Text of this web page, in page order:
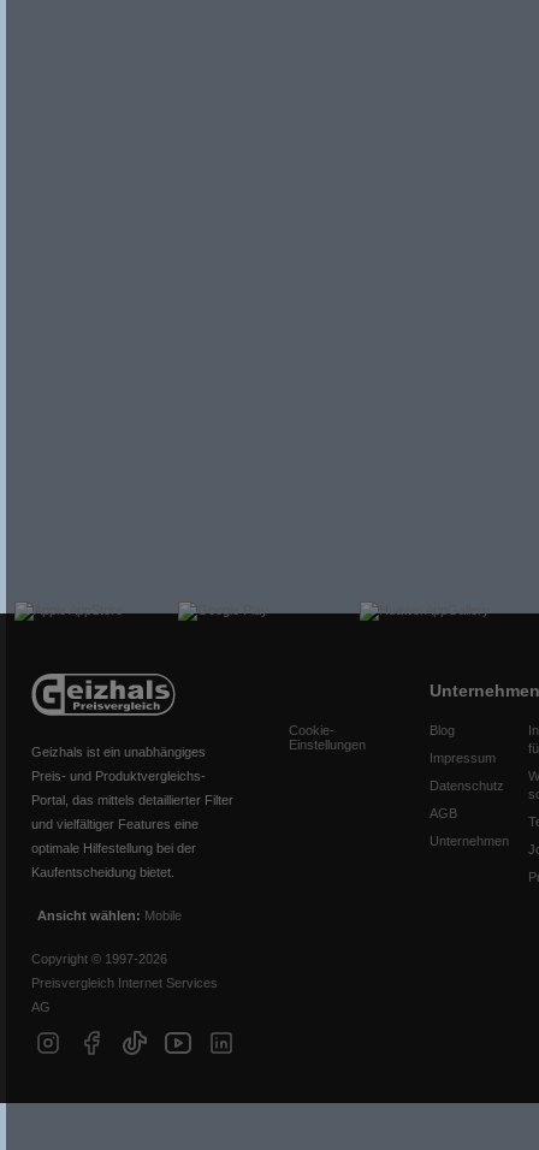
Geizhals ist ein unabhängiges
Preis- und Produktvergleichs-
Portal, das mittels detaillierter Filter
und vielfältiger Features eine
optimale Hilfestellung bei der
Kaufentscheidung bietet.
Ansicht wählen: Mobile
Copyright © 1997-2026
Preisvergleich Internet Services
AG
Cookie-
Einstellungen
Unternehmen
Blog
Impressum
Datenschutz
AGB
Unternehmen